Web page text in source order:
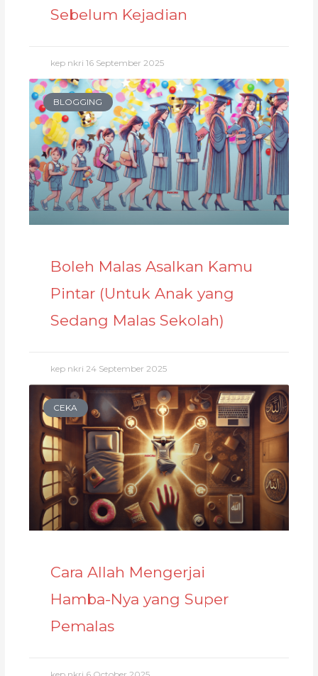
Sebelum Kejadian
kep nkri16 September 2025
BLOGGING
Boleh Malas Asalkan Kamu
Pintar (Untuk Anak yang
Sedang Malas Sekolah)
kep nkri 24 September 2025
CEKA
Cara Allah Mengerjai
Hamba-Nya yang Super
Pemalas